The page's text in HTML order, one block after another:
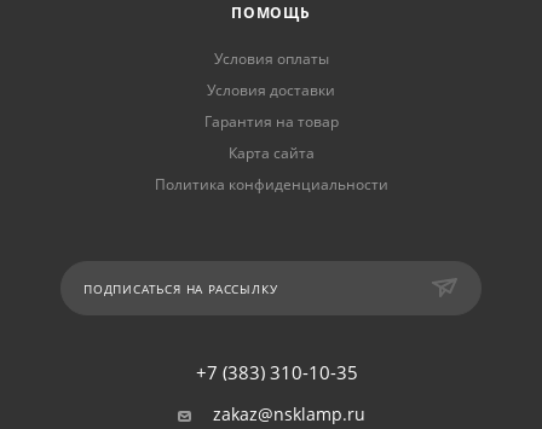
ПОМОЩЬ
Условия оплаты
Условия доставки
Гарантия на товар
Карта сайта
Политика конфиденциальности
ПОДПИСАТЬСЯ НА РАССЫЛКУ
+7 (383) 310-10-35
zakaz@nsklamp.ru